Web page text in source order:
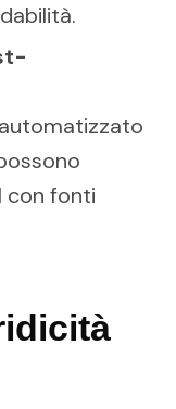
con fonti